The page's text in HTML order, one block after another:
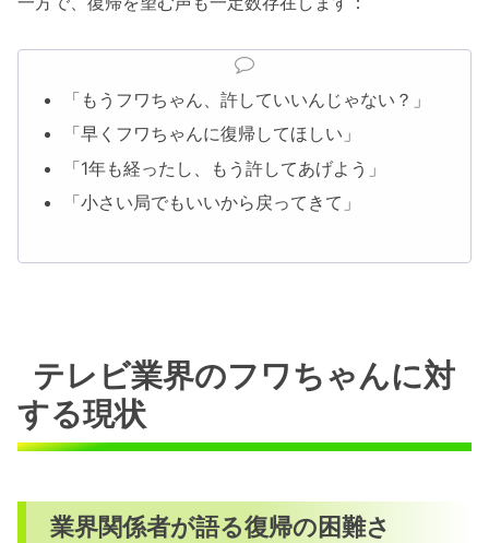
「もうフワちゃん、許していいんじゃない？」
「早くフワちゃんに復帰してほしい」
「1年も経ったし、もう許してあげよう」
「小さい局でもいいから戻ってきて」
テレビ業界のフワちゃんに対
する現状
業界関係者が語る復帰の困難さ